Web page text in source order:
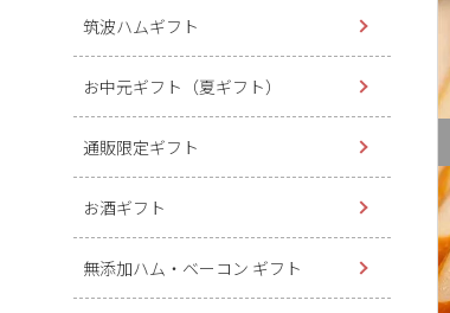
筑波ハムギフト
お中元ギフト（夏ギフト）
通販限定ギフト
お酒ギフト
無添加ハム・ベーコン ギフト